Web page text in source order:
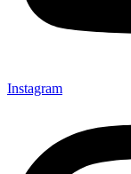
Instagram